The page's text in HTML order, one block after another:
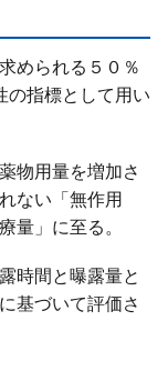
められる５０％
の指標として用い
物用量を増加さ
ない「無作用
量」に至る。
時間と曝露量と
基づいて評価さ